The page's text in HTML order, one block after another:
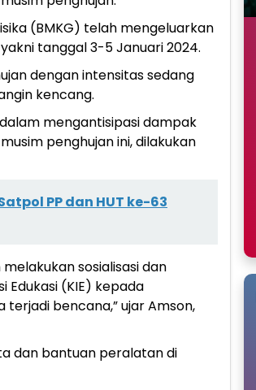
(BMKG) telah mengeluarkan
tanggal 3-5 Januari 2024.
dengan intensitas sedang
kencang.
mengantisipasi dampak
penghujan ini, dilakukan
PP dan HUT ke-63
sosialisasi dan
Edukasi (KIE) kepada
bencana,” ujar Amson,
dan bantuan peralatan di